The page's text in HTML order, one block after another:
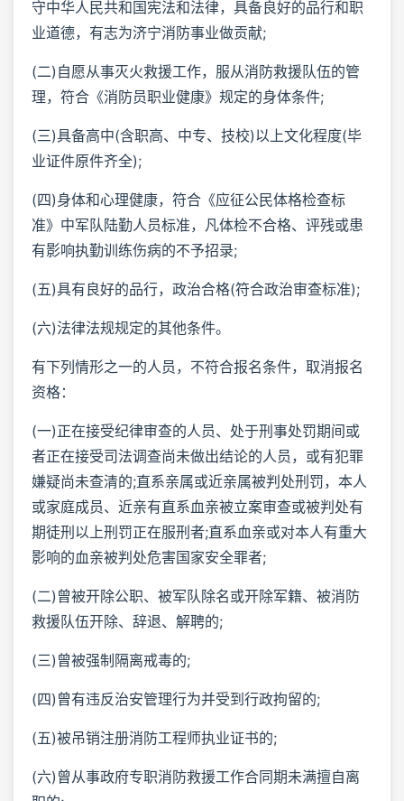
守中华人民共和国宪法和法律，具备良好的品行和职
业道德，有志为济宁消防事业做贡献;
(二)自愿从事灭火救援工作，服从消防救援队伍的管
理，符合《消防员职业健康》规定的身体条件;
(三)具备高中(含职高、中专、技校)以上文化程度(毕
业证件原件齐全);
(四)身体和心理健康，符合《应征公民体格检查标
准》中军队陆勤人员标准，凡体检不合格、评残或患
有影响执勤训练伤病的不予招录;
(五)具有良好的品行，政治合格(符合政治审查标准);
(六)法律法规规定的其他条件。
有下列情形之一的人员，不符合报名条件，取消报名
资格：
(一)正在接受纪律审查的人员、处于刑事处罚期间或
者正在接受司法调查尚未做出结论的人员，或有犯罪
嫌疑尚未查清的;直系亲属或近亲属被判处刑罚，本人
或家庭成员、近亲有直系血亲被立案审查或被判处有
期徒刑以上刑罚正在服刑者;直系血亲或对本人有重大
影响的血亲被判处危害国家安全罪者;
(二)曾被开除公职、被军队除名或开除军籍、被消防
救援队伍开除、辞退、解聘的;
(三)曾被强制隔离戒毒的;
(四)曾有违反治安管理行为并受到行政拘留的;
(五)被吊销注册消防工程师执业证书的;
(六)曾从事政府专职消防救援工作合同期未满擅自离